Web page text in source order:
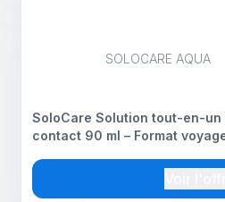
SOLOCARE AQUA
SoloCare Solution tout-en-
contact 90 ml – Format
lentilles